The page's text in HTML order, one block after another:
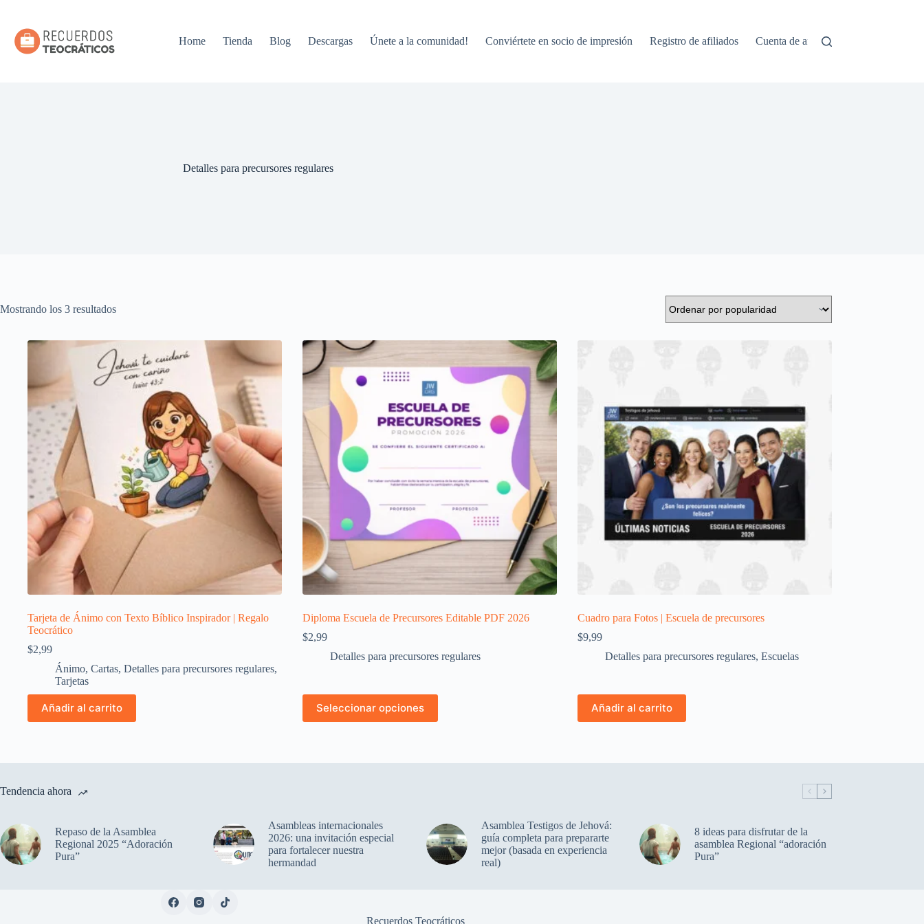
contenido
Home
Tienda Blog Descargas Únete a la comunidad! Conviértete en socio de impresión Registro de afiliados Cuenta de afiliado
Detalles para precursores regulares
Mostrando los 3 resultadosOrdenado
Tarjeta de Ánimo con Texto Bíblico Inspirador | Regalo
Teocrático
$2,99
Ánimo, Cartas, Detalles para precursores regulares,
Tarjetas
Añadir al carrito
Diploma Escuela de Precursores Editable PDF 2026
$2,99
Detalles para precursores regulares
Seleccionar opciones
Este
producto
tiene
Las
en
la
página
de
Cuadro para Fotos | Escuela de precursores
$9,99
Detalles para precursores regulares, Escuelas
Añadir al carrito
Tendencia ahora
Repaso de la Asamblea
Regional 2025 “Adoración
Pura”
Asambleas internacionales
2026: una invitación especial
para fortalecer nuestra
hermandad
Asamblea Testigos de Jehová:
guía completa para prepararte
mejor (basada en experiencia
real)
8 ideas para disfrutar de la
asamblea Regional “adoración
Pura”
Recuerdos Teocráticos